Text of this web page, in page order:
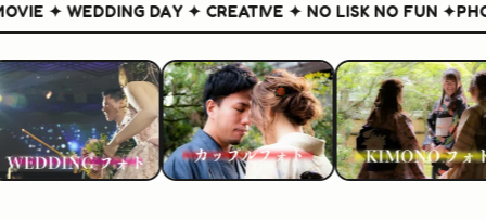
✦ WEDDING DAY ✦ CREATIVE ✦ NO LISK NO FUN ✦